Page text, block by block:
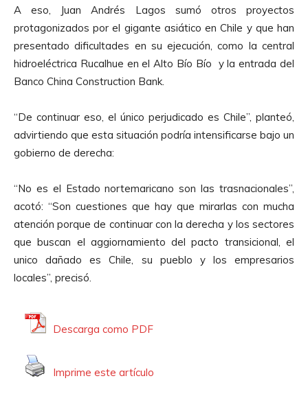
o
r
d
e
A
u
o
A eso, Juan Andrés Lagos sumó otros proyectos
protagonizados por el gigante asiático en Chile y que han
presentado dificultades en su ejecución, como la central
hidroeléctrica Rucalhue en el Alto Bío Bío y la entrada del
Banco China Construction Bank.
“De continuar eso, el único perjudicado es Chile”, planteó,
advirtiendo que esta situación podría intensificarse bajo un
gobierno de derecha:
“No es el Estado nortemaricano son las trasnacionales”,
acotó: “Son cuestiones que hay que mirarlas con mucha
atención porque de continuar con la derecha y los sectores
que buscan el aggiornamiento del pacto transicional, el
unico dañado es Chile, su pueblo y los empresarios
locales”, precisó.
Descarga como PDF
Imprime este artículo